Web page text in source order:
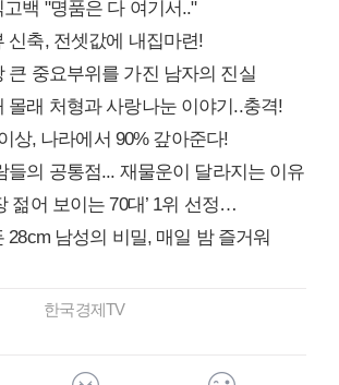
백 "명품은 다 여기서.."
신축, 전셋값에 내집마련!
큰 중요부위를 가진 남자의 진실
몰래 처형과 사랑나눈 이야기..충격!
상, 나라에서 90% 갚아준다!
들의 공통점... 재물운이 달라지는 이유
젊어 보이는 70대’ 1위 선정…
28cm 남성의 비밀, 매일 밤 즐거워
한국경제TV